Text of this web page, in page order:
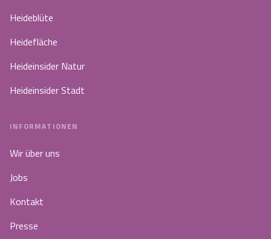
Heideblüte
Heidefläche
Heideinsider Natur
Heideinsider Stadt
INFORMATIONEN
Wir über uns
Jobs
Kontakt
Presse